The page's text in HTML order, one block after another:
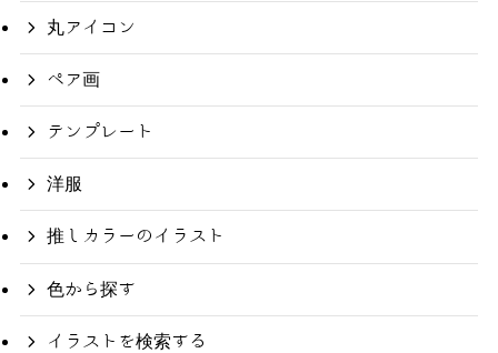
丸アイコン
ペア画
テンプレート
洋服
推しカラーのイラスト
色から探す
イラストを検索する